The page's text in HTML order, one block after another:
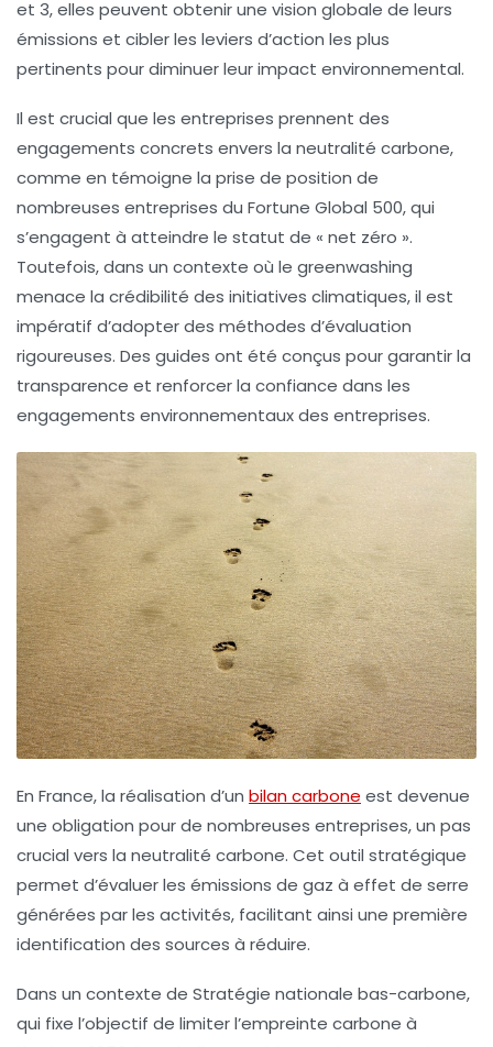
et 3, elles peuvent obtenir une vision globale de leurs
émissions et cibler les leviers d’action les plus
pertinents pour diminuer leur impact environnemental.
Il est crucial que les entreprises prennent des
engagements concrets envers la neutralité carbone,
comme en témoigne la prise de position de
nombreuses entreprises du Fortune Global 500, qui
s’engagent à atteindre le statut de « net zéro ».
Toutefois, dans un contexte où le greenwashing
menace la crédibilité des initiatives climatiques, il est
impératif d’adopter des méthodes d’évaluation
rigoureuses. Des guides ont été conçus pour garantir la
transparence et renforcer la confiance dans les
engagements environnementaux des entreprises.
En France, la réalisation d’un bilan carbone est devenue
une obligation pour de nombreuses entreprises, un pas
crucial vers la neutralité carbone. Cet outil stratégique
permet d’évaluer les émissions de gaz à effet de serre
générées par les activités, facilitant ainsi une première
identification des sources à réduire.
Dans un contexte de Stratégie nationale bas-carbone,
qui fixe l’objectif de limiter l’empreinte carbone à